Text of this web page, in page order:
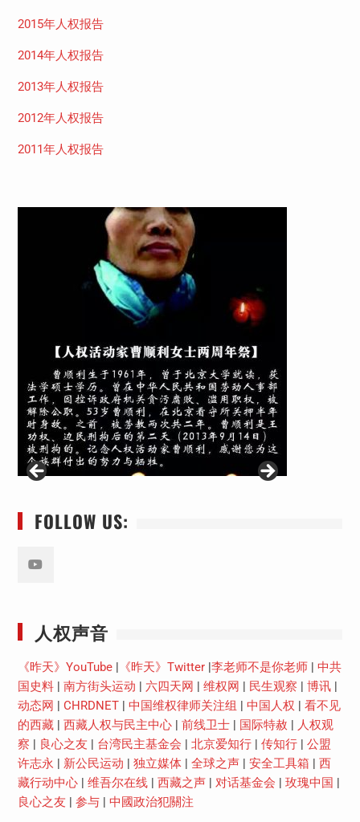
2015年人权报告
2014年人权报告
2013年人权报告
2012年人权报告
2011年人权报告
FOLLOW US:
人权声音
《昨天》YouTube| 《昨天》Twitter|李老师不是你老师| 中共
国史料| 南方街头运动 | 六四天网 | 维权网 | 民生观察 | 博讯|
动态网 | CHRDNET| 中国维权律师关注组 | 中国人权 | 看不见
的西藏| 西藏人权与民主中心| 前线卫士| 国际特赦 | 人权观
察 | 良心之友 | 台湾民主基金会 | 北京爱知行| 传知行| 公盟
许志永 | 新公民运动 | 独立媒体| 全球之声| 安全工具箱 | 西
藏行动中心| 维吾尔在线| 西藏之声| 对话基金会 | 玫瑰中国 |
良心之友 | 参与| 中國政治犯關注